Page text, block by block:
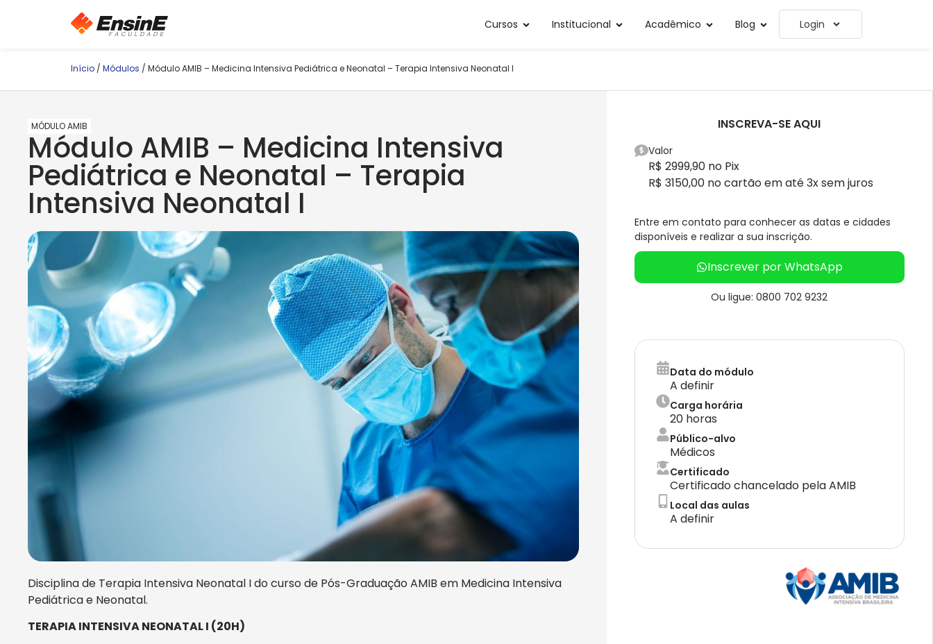
Cursos Institucional Acadêmico Blog Login
Início / Módulos / Módulo AMIB – Medicina Intensiva Pediátrica e Neonatal – Terapia Intensiva Neonatal I
MÓDULO AMIB
Módulo AMIB – Medicina Intensiva
Pediátrica e Neonatal – Terapia
Intensiva Neonatal I
Disciplina de Terapia Intensiva Neonatal I do curso de Pós-Graduação AMIB em Medicina Intensiva
Pediátrica e Neonatal.
TERAPIA INTENSIVA NEONATAL I (20H)
INSCREVA-SE AQUI
Valor
R$ 2999,90 no Pix
R$ 3150,00 no cartão em até 3x sem juros
Entre em contato para conhecer as datas e cidades
disponíveis e realizar a sua inscrição.
Inscrever por WhatsApp
Ou ligue: 0800 702 9232
Data do módulo
A definir
Carga horária
20 horas
Público-alvo
Médicos
Certificado
Certificado chancelado pela AMIB
Local das aulas
A definir